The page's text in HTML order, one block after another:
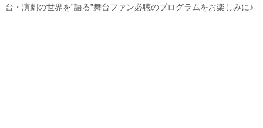
台・演劇の世界を”語る”舞台ファン必聴のプログラムをお楽しみに♪